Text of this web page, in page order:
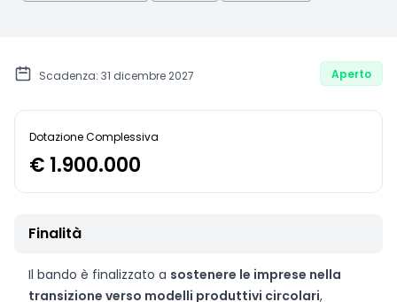
Scadenza: 31 dicembre 2027 Aperto
Dotazione Complessiva
€ 1.900.000
Finalità
Il bando è finalizzato a sostenere le imprese nella
transizione verso modelli produttivi circolari,